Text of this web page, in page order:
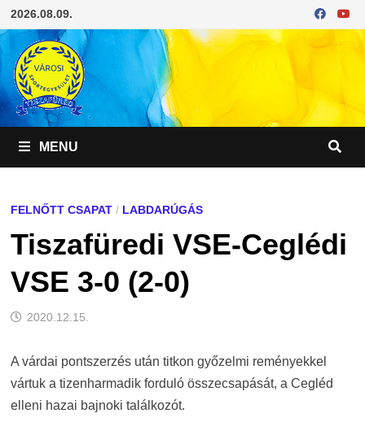
Skip
to
content
2026.08.09.
MENU
FELNŐTT CSAPAT/ LABDARÚGÁS
Tiszafüredi VSE-Ceglédi
VSE 3-0 (2-0)
2020.12.15.
A várdai pontszerzés után titkon győzelmi reményekkel
vártuk a tizenharmadik forduló összecsapását, a Cegléd
elleni hazai bajnoki találkozót.